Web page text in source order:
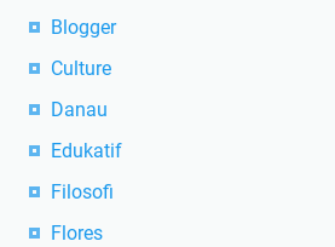
Blogger
Culture
Danau
Edukatif
Filosofi
Flores